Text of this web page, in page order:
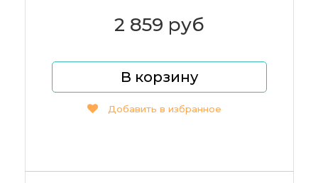
2 859 руб
В корзину
Добавить в избранное